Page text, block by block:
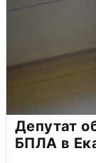
Депутат
БПЛА в